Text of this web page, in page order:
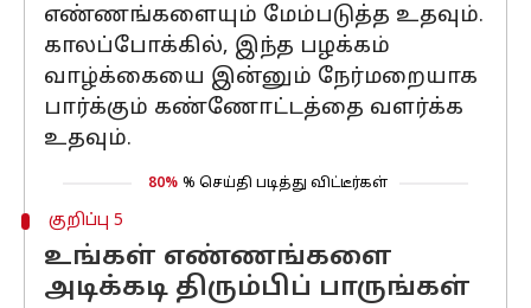
எண்ணங்களையும் மேம்படுத்த உதவும்.
காலப்போக்கில், இந்த பழக்கம்
வாழ்க்கையை இன்னும் நேர்மறையாக
பார்க்கும் கண்ணோட்டத்தை வளர்க்க
உதவும்.
80% % செய்தி படித்து விட்டீர்கள்
குறிப்பு 5
உங்கள் எண்ணங்களை
அடிக்கடி திரும்பிப் பாருங்கள்